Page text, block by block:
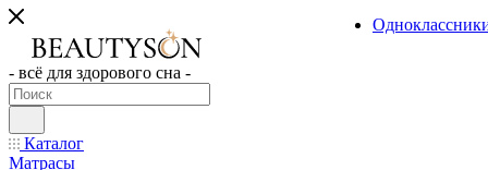
- всё для здорового сна -
Каталог
Матрасы